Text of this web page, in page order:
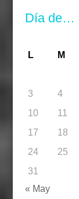
Día de…
L M
3
4
10
11
17
18
24
25
31
« May